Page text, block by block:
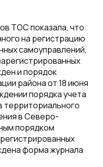
ТОС показала, что
на регистрацию
самоуправлений,
и порядок
района от 18 июня
порядка учета
территориального
в Северо-
порядком
форма журнала